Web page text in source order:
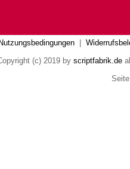
Nutzungsbedingungen|
(c) 2019 by scriptfabrik.de